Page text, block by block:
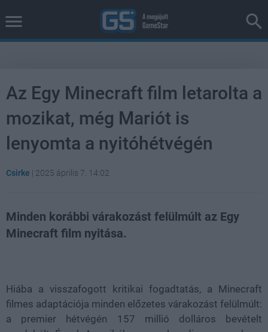
Az Egy Minecraft film letarolta a
mozikat, még Mariót is
lenyomta a nyitóhétvégén
Csirke | 2025 április 7. 14:02
Minden korábbi várakozást felülmúlt az Egy
Minecraft film nyitása.
Hiába a visszafogott kritikai fogadtatás, a Minecraft
filmes adaptációja minden előzetes várakozást felülmúlt:
a premier hétvégén 157 millió dolláros bevételt